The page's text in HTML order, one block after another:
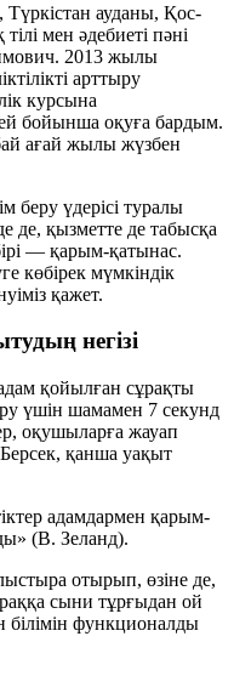
ауданы, Қос-
мен әдебиеті пәні
2013 жылы
арттыру
курсына
бойынша оқуға бардым.
ағай жылы жүзбен
беру үдерісі туралы
де, қызметте де табысқа
— қарым-қатынас.
көбірек мүмкіндік
қажет.
негізі
қойылған сұрақты
үшін шамамен 7 секунд
оқушыларға жауап
қанша уақыт
адамдармен қарым-
(В. Зеланд).
отырып, өзіне де,
сыни тұрғыдан ой
білімін функционалды